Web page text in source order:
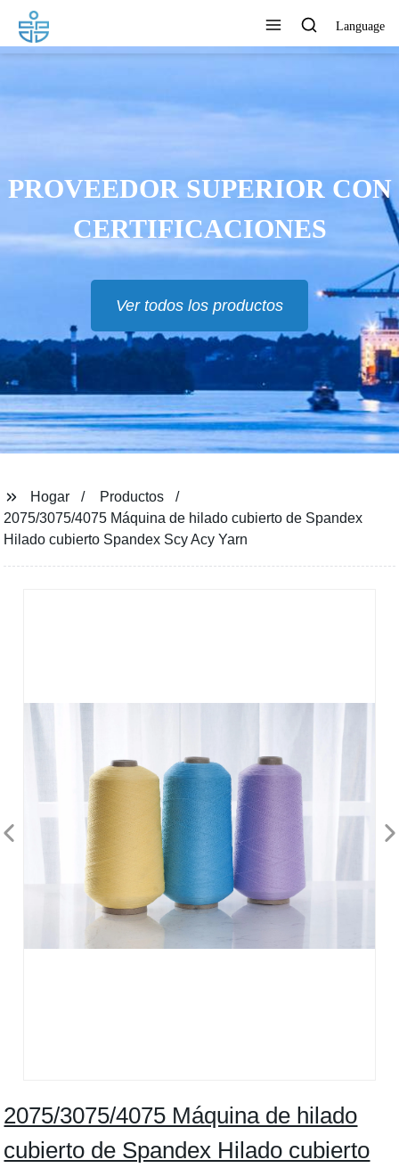
Language
Hogar
Productos
2075/3075/4075 Máquina de hilado cubierto de Spandex
Hilado cubierto Spandex Scy Acy Yarn
2075/3075/4075 Máquina de hilado
cubierto de Spandex Hilado cubierto